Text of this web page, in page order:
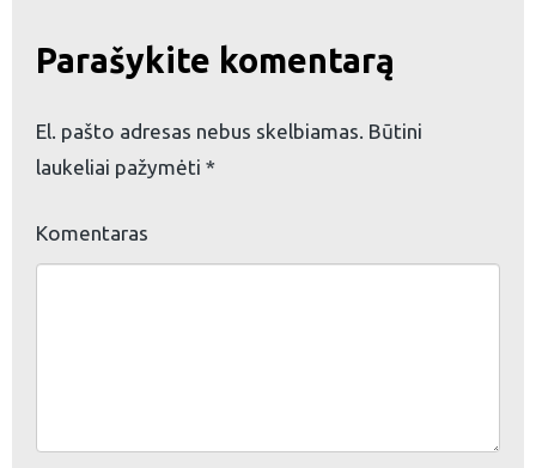
Parašykite komentarą
El. pašto adresas nebus skelbiamas. Būtini
laukeliai pažymėti *
Komentaras